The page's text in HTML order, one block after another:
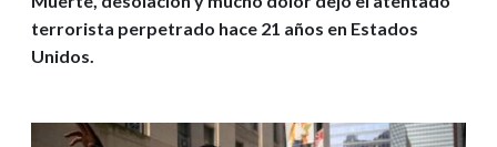
terrorista perpetrado hace 21 años en Estados
Unidos.